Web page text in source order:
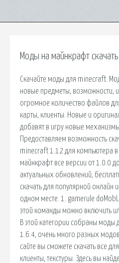
Моды на майнкрафт скачать
Скачайте моды для minecraft.
новые предметы, возможности,
огромное количество файлов
карты, клиенты. Новые и
добавят в игру новые
Предоставляем возможность
minecraft 1.12 для компьютера в
майнкрафт все версии от 1.0.0
актуальных обновлений,
скачать для популярной онлайн
одном месте. 1. gamerule
этой команды можно включить
В этой категории собраны моды
1.6.4, очень много разных
сайте вы сможете скачать все
клиенты, текстуры. Здесь вы